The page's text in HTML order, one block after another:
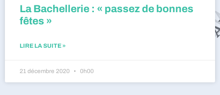
La Bachellerie : « passez de bonnes
fêtes »
LIRE LA SUITE »
21 décembre 2020 0h00